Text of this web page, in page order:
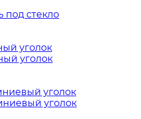
стекло
уголок
уголок
уголок
уголок